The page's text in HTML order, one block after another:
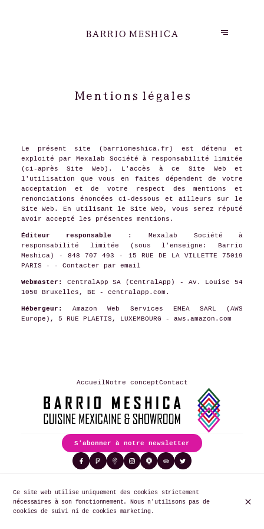
BARRIO MESHICA
Mentions légales
Le présent site (barriomeshica.fr) est détenu et
exploité par Mexalab Société à responsabilité limitée
(ci-après Site Web). L'accès à ce Site Web et
l'utilisation que vous en faites dépendent de votre
acceptation et de votre respect des mentions et
renonciations énoncées ci-dessous et ailleurs sur le
Site Web. En utilisant le Site Web, vous serez réputé
avoir accepté les présentes mentions.
Éditeur responsable :
Mexalab Société à
responsabilité limitée (sous l'enseigne: Barrio
Meshica) - 848 707 493 - 15 RUE DE LA VILLETTE 75019
PARIS - - Contacter par email
Webmaster: CentralApp SA (CentralApp) - Av. Louise 54
1050 Bruxelles, BE - centralapp.com.
Hébergeur:Amazon Web Services EMEA SARL (AWS
Europe), 5 RUE PLAETIS, LUXEMBOURG - aws.amazon.com
AccueilNotre conceptContact
S'abonner à notre newsletter
© Barrio Meshica 2026
Mentions légalesProtection des données
Ce site web utilise uniquement des cookies strictement
nécessaires à son fonctionnement. Nous n'utilisons pas de
cookies de suivi ni de cookies marketing.